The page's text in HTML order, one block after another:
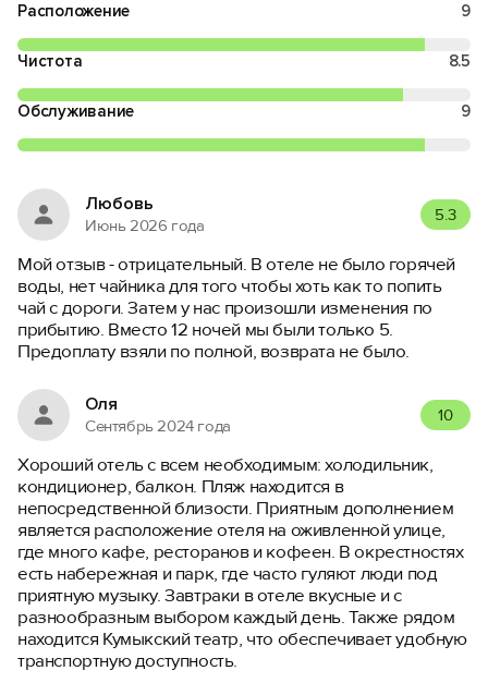
Расположение 9
Чистота 8.5
Обслуживание 9
Любовь
Июнь 2026 года
5.3
Мой отзыв - отрицательный. В отеле не было горячей
воды, нет чайника для того чтобы хоть как то попить
чай с дороги. Затем у нас произошли изменения по
прибытию. Вместо 12 ночей мы были только 5.
Предоплату взяли по полной, возврата не было.
Оля
Сентябрь 2024 года
10
Хороший отель с всем необходимым: холодильник,
кондиционер, балкон. Пляж находится в
непосредственной близости. Приятным дополнением
является расположение отеля на оживленной улице,
где много кафе, ресторанов и кофеен. В окрестностях
есть набережная и парк, где часто гуляют люди под
приятную музыку. Завтраки в отеле вкусные и с
разнообразным выбором каждый день. Также рядом
находится Кумыкский театр, что обеспечивает удобную
транспортную доступность.